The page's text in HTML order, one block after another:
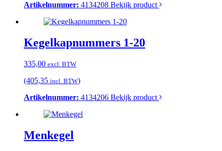
Artikelnummer: 4134208 Bekijk product
Kegelkapnummers 1-20
335,00 excl. BTW
(405,35 incl. BTW)
Artikelnummer: 4134206 Bekijk product
Menkegel